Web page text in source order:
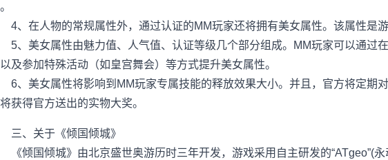
在人物的常规属性外，通过认证的MM玩家还将拥有美女属性。该属性是游
美女属性由魅力值、人气值、认证等级几个部分组成。MM玩家可以通过
及参加特殊活动（如皇宫舞会）等方式提升美女属性。
美女属性将影响到MM玩家专属技能的释放效果大小。并且，官方将定期
获得官方送出的实物大奖。
、关于《倾国倾城》
倾国倾城》由北京盛世奥游历时三年开发，游戏采用自主研发的“ATgeo”(永